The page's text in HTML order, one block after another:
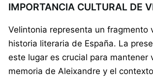
IMPORTANCIA CULTURAL DE
Velintonia representa un fragmento
historia literaria de España. La
este lugar es crucial para mantener
memoria de Aleixandre y el